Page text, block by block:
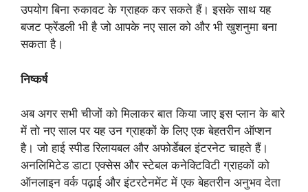
उपयोग बिना रुकावट के ग्राहक कर सकते हैं। इसके साथ यह
बजट फ्रेंडली भी है जो आपके नए साल को और भी खुशनुमा बना
सकता है।
निष्कर्ष
अब अगर सभी चीजों को मिलाकर बात किया जाए इस प्लान के बारे
में तो नए साल पर यह उन ग्राहकों के लिए एक बेहतरीन ऑप्शन
है। जो हाई स्पीड रिलायबल और अफोर्डेबल इंटरनेट चाहते हैं।
अनलिमिटेड डाटा एक्सेस और स्टेबल कनेक्टिविटी ग्राहकों को
ऑनलाइन वर्क पढ़ाई और इंटरटेनमेंट में एक बेहतरीन अनुभव देता